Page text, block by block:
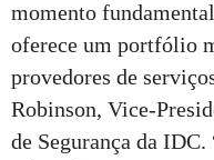
momento
oferece um portfólio
provedores de
Robinson, Vice-
de Segurança da